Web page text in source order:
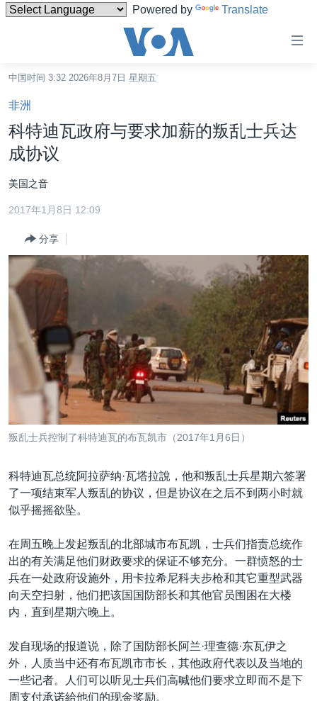
Powered by Translate
碍
链
接
跳
转
内
容
到
航
中国
最新国际新闻
印太
欧洲
非洲
美洲
全球议题
分类新闻
经济·金融·贸易
科教·文娱·体健
军事
劳工
环境
美中关系
热点专题
白宫要闻
国会报道
美中关系
美国建国250周年
埃博拉疫情
重要讲话与声明
台海两岸关系
关注西藏
关注新疆
GEN Z 看美国
VOA视频
VOA今日焦点
中文广播
关注我们
其他语言网站
中国时间 3:32 2026年8月7日 星期五
非洲
科特迪瓦政府与要求加薪的叛乱士兵达
成协议
美国之音
2017年1月8日 12:09
分享
叛乱士兵控制了科特迪瓦的布瓦凯市（2017年1月6日）
科特迪瓦总统阿拉萨纳·瓦塔拉說，他和叛乱士兵星期六签署
了一项结束军人叛乱的协议，但是协议在之后不到两小时就
似乎摇摇欲坠。
在周五晚上发起叛乱的北部城市布瓦凯，士兵们指责总统作
出的有关满足他们财政要求的保证不够充分。一群愤怒的士
兵在一处政府设施外，用卡拉希尼科夫步枪和其它重型武器
向天空扫射，他们把该国国防部长和其他官员围困在大楼
内，直到星期六晚上。
发自现场的报道说，除了国防部长阿兰·理查德·东瓦伊之
外，人质当中还有布瓦凯市市长，其他政府代表以及当地的
一些记者。人们可以听见士兵们高喊他们要求立即而不是下
周支付承诺給他们的现金奖励。